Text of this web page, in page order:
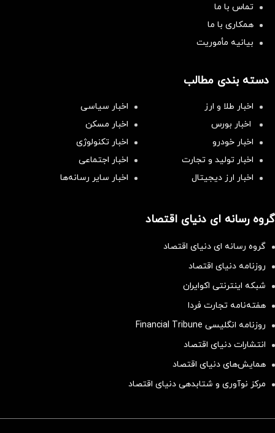
تماس با ما
همکاری با ما
بیانیه مأموریت
دسته بندی مطالب
اخبار طلا و ارز
اخبار سیاسی
اخبار بورس
اخبار مسکن
اخبار خودرو
اخبار تکنولوژی
اخبار تولید و تجارت
اخبار اجتماعی
اخبار ارز دیجیتال
اخبار سایر رسانه‌‌ها
گروه رسانه ای دنیای اقتصاد
گروه رسانه ای دنیای اقتصاد
روزنامه دنیای اقتصاد
شبکه اینترنتی اکوایران
هفته‌نامه تجارت فردا
روزنامه انگلیسی Financial Tribune
انتشارات دنیای اقتصاد
همایش‌های دنیای اقتصاد
مرکز نوآوری و شتابدهی دنیای اقتصاد